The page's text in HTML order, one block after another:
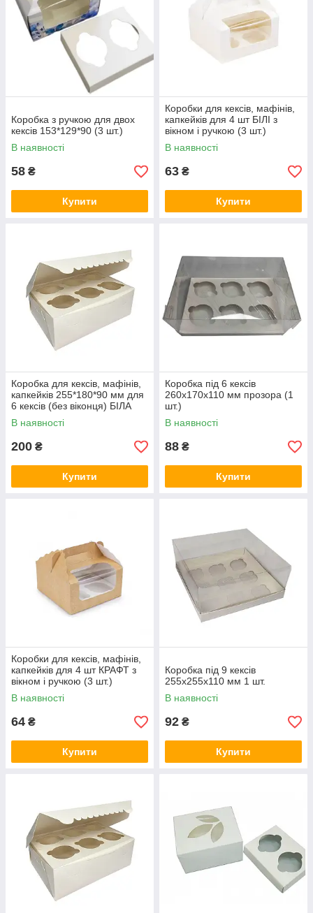
Коробка з ручкою для двох
кексів 153*129*90 (3 шт.)
В наявності
58 ₴
Купити
Коробки для кексів, мафінів,
капкейків для 4 шт БІЛІ з
вікном і ручкою (3 шт.)
В наявності
63 ₴
Купити
Коробка для кексів, мафінів,
капкейків 255*180*90 мм для
6 кексів (без віконця) БІЛА
(10 шт.)
В наявності
200 ₴
Купити
Коробка під 6 кексів
260х170х110 мм прозора (1
шт.)
В наявності
88 ₴
Купити
Коробки для кексів, мафінів,
капкейків для 4 шт КРАФТ з
вікном і ручкою (3 шт.)
В наявності
64 ₴
Купити
Коробка під 9 кексів
255х255х110 мм 1 шт.
В наявності
92 ₴
Купити